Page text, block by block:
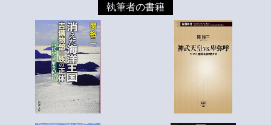
執筆者の書籍